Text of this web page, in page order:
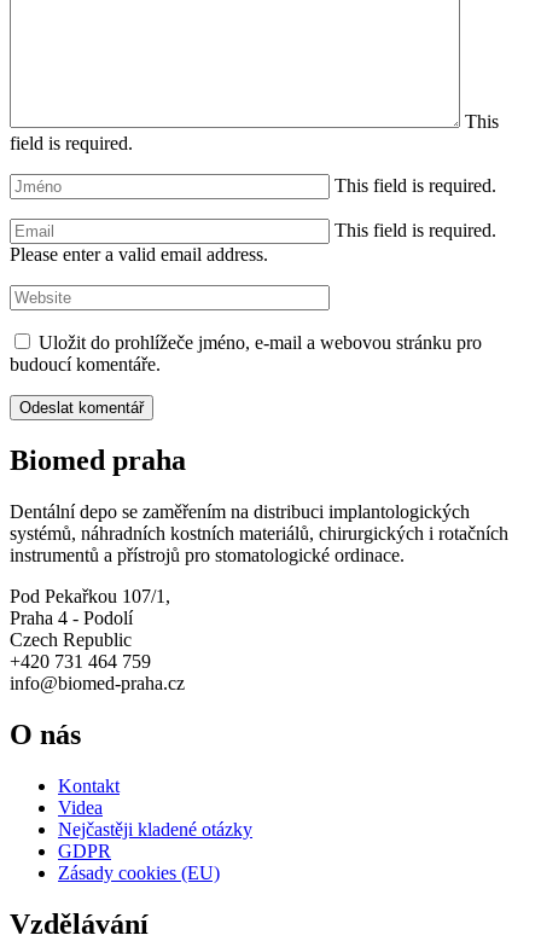
This
field is required.
This field is required.
This field is required.
Please enter a valid email address.
Uložit do prohlížeče jméno, e-mail a webovou stránku pro
budoucí komentáře.
Biomed praha
Dentální depo se zaměřením na distribuci implantologických
systémů, náhradních kostních materiálů, chirurgických i rotačních
instrumentů a přístrojů pro stomatologické ordinace.
Pod Pekařkou 107/1,
Praha 4 - Podolí
Czech Republic
+420 731 464 759
info@biomed-praha.cz
O nás
Kontakt
Videa
Nejčastěji kladené otázky
GDPR
Zásady cookies (EU)
Vzdělávání